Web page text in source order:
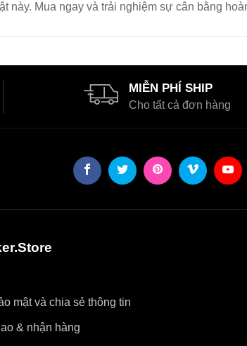
Mua ngay và trải nghiệm sự cân bằng
MIỄN PHÍ SHIP
Cho tất cả đơn hàng
mật và chia sẻ thông tin
& nhận hàng